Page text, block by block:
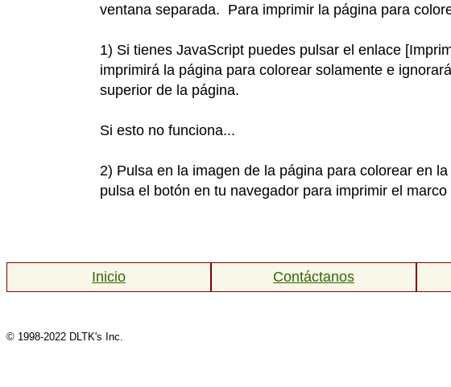
ventana separada. Para imprimir la página para
1) Si tienes JavaScript puedes pulsar el enlace
imprimirá la página para colorear solamente e
superior de la página.
Si esto no funciona...
2) Pulsa en la imagen de la página para colorear en
pulsa el botón en tu navegador para imprimir el marco
Inicio Contáctanos
© 1998-2022 DLTK's Inc.